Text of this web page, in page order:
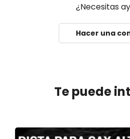
¿Necesitas
Hacer una
Te puede